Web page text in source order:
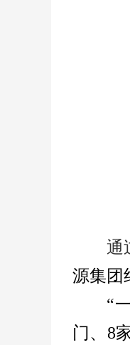
通
源集团
“
门、8